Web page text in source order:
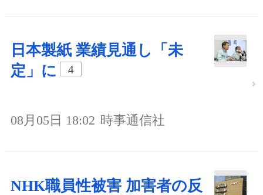
日本製紙 業績見通し「未
定」に
4
08月05日 18:02 時事通信社
NHK職員性被害 加害者の反